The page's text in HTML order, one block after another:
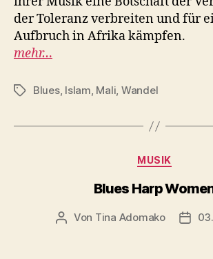
der Toleranz verbreiten und für
Aufbruch in Afrika kämpfen.
mehr…
Schlagwörter
Blues, Islam, Mali, Wandel
Kategorien
MUSIK
Blues Harp
Beitragsautor
Von Tina Adomako